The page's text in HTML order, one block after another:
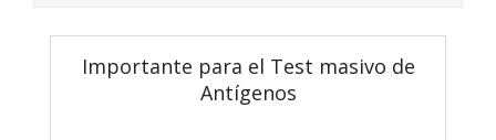
Importante para el Test masivo de
Antígenos